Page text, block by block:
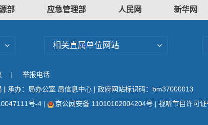
部 应急管理部 人民网 新华网
相关直属单位网站
|
举报电话
| 承办：局办公室 局信息中心 | 政府网站标识码：bm37000013
号-4 | 京公网安备 11010102004204号 | 视听节目许可证